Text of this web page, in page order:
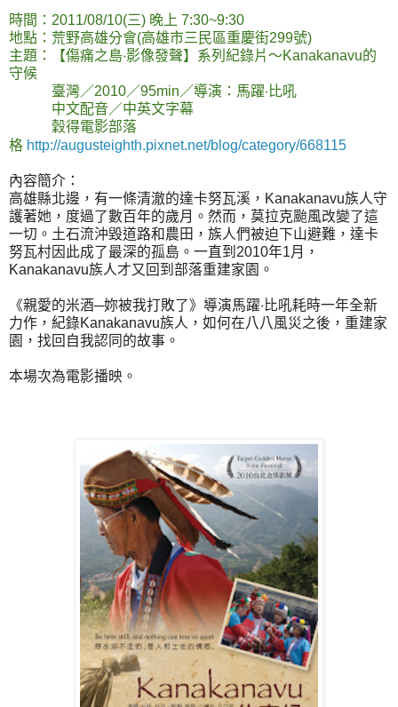
時間：2011/08/10(三) 晚上 7:30~9:30
地點：荒野高雄分會(高雄市三民區重慶街299號)
主題：【傷痛之島‧影像發聲】系列紀錄片～Kanakanavu的
守候
臺灣／2010／95min／導演：馬躍‧比吼
中文配音／中英文字幕
穀得電影部落
格 http://augusteighth.pixnet.net/blog/category/668115
內容簡介：
高雄縣北邊，有一條清澈的達卡努瓦溪，Kanakanavu族人守
護著她，度過了數百年的歲月。然而，莫拉克颱風改變了這
一切。土石流沖毀道路和農田，族人們被迫下山避難，達卡
努瓦村因此成了最深的孤島。一直到2010年1月，
Kanakanavu族人才又回到部落重建家園。
《親愛的米酒─妳被我打敗了》導演馬躍‧比吼耗時一年全新
力作，紀錄Kanakanavu族人，如何在八八風災之後，重建家
園，找回自我認同的故事。
本場次為電影播映。